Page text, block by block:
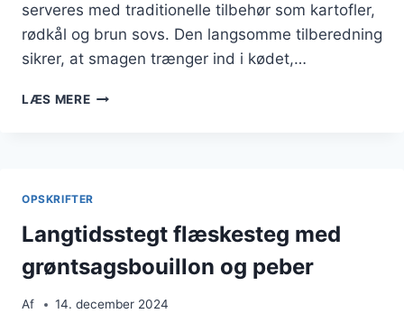
serveres med traditionelle tilbehør som kartofler,
rødkål og brun sovs. Den langsomme tilberedning
sikrer, at smagen trænger ind i kødet,…
LÆS MERELANGTIDSSTEGT
OPSKRIFTER
Langtidsstegt flæskesteg med
grøntsagsbouillon og peber
Af 14. december 2024